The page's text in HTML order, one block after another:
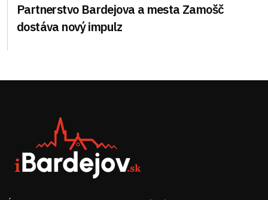
Partnerstvo Bardejova a mesta Zamošč
dostáva nový impulz